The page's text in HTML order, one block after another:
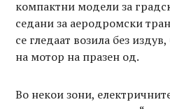
компактни модели за
седани за аеродромски
се гледаат возила без
на мотор на празен од.
Во некои зони,